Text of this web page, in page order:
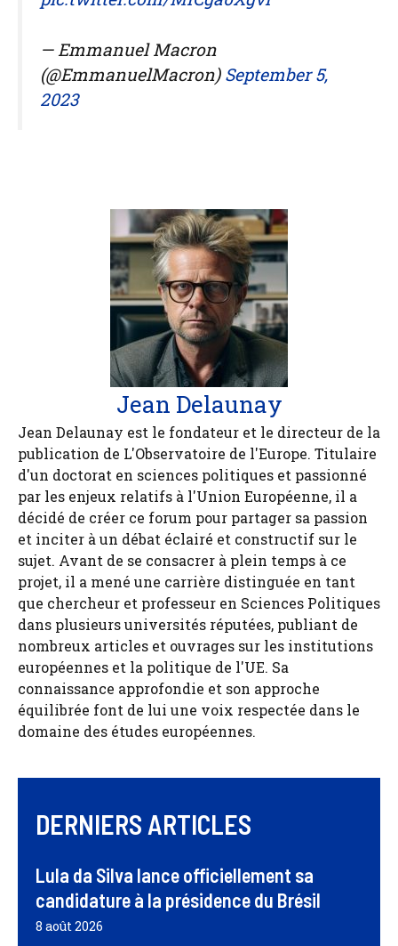
— Emmanuel Macron
(@EmmanuelMacron) September 5,
2023
Jean Delaunay
Jean Delaunay est le fondateur et le directeur de la
publication de L'Observatoire de l'Europe. Titulaire
d'un doctorat en sciences politiques et passionné
par les enjeux relatifs à l'Union Européenne, il a
décidé de créer ce forum pour partager sa passion
et inciter à un débat éclairé et constructif sur le
sujet. Avant de se consacrer à plein temps à ce
projet, il a mené une carrière distinguée en tant
que chercheur et professeur en Sciences Politiques
dans plusieurs universités réputées, publiant de
nombreux articles et ouvrages sur les institutions
européennes et la politique de l'UE. Sa
connaissance approfondie et son approche
équilibrée font de lui une voix respectée dans le
domaine des études européennes.
DERNIERS ARTICLES
Lula da Silva lance officiellement sa
candidature à la présidence du Brésil
8 août 2026